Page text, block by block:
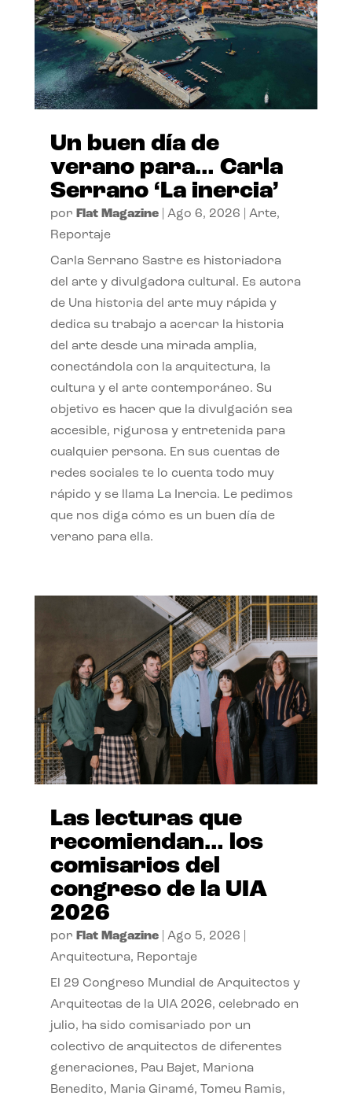
Un buen día de
verano para… Carla
Serrano ‘La inercia’
por Flat Magazine| Ago 6, 2026 Arte,
Reportaje
Carla Serrano Sastre es historiadora
del arte y divulgadora cultural. Es autora
de Una historia del arte muy rápida y
dedica su trabajo a acercar la historia
del arte desde una mirada amplia,
conectándola con la arquitectura, la
cultura y el arte contemporáneo. Su
objetivo es hacer que la divulgación sea
accesible, rigurosa y entretenida para
cualquier persona. En sus cuentas de
redes sociales te lo cuenta todo muy
rápido y se llama La Inercia. Le pedimos
que nos diga cómo es un buen día de
verano para ella.
Las lecturas que
recomiendan… los
comisarios del
congreso de la UIA
2026
por Flat Magazine| Ago 5, 2026
Arquitectura, Reportaje
El 29 Congreso Mundial de Arquitectos y
Arquitectas de la UIA 2026, celebrado en
julio, ha sido comisariado por un
colectivo de arquitectos de diferentes
generaciones, Pau Bajet, Mariona
Benedito, Maria Giramé, Tomeu Ramis,